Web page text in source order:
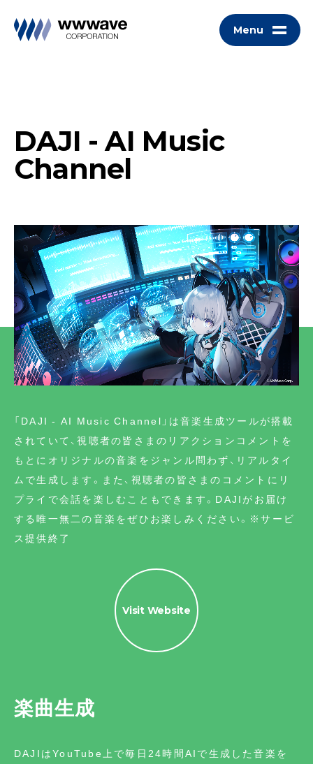
Menu
DAJI - AI Music
Channel
「DAJI - AI Music Channel」は音楽生成ツールが搭載
されていて、視聴者の皆さまのリアクションコメントを
もとにオリジナルの音楽をジャンル問わず、リアルタイ
ムで生成します。また、視聴者の皆さまのコメントにリ
プライで会話を楽しむこともできます。DAJIがお届け
する唯一無二の音楽をぜひお楽しみください。※サービ
ス提供終了
Visit Website
楽曲生成
DAJIはYouTube上で毎日24時間AIで生成した音楽を